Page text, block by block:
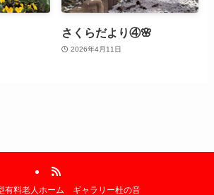
さくらだより④🌸
2026年4月11日
有料老人ホーム ギャラリー杜の音